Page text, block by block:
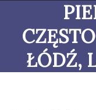
ŁÓDŹ,